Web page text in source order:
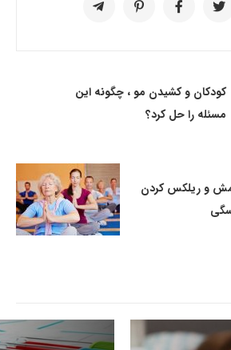
کودکان و کشیدن مو ، چگونه این
مسئله را حل کرد؟
و ریلکس کردن